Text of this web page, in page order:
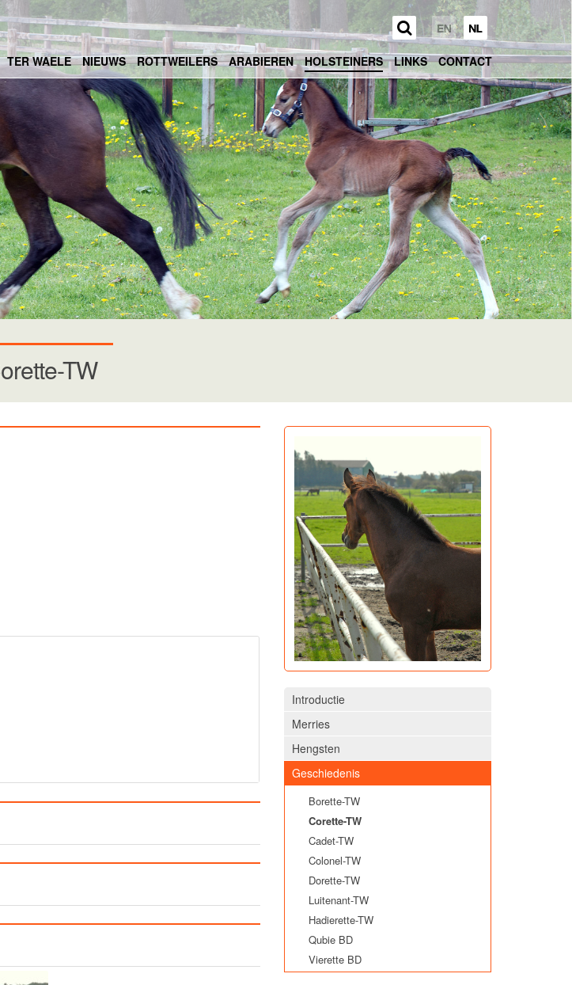
TW
Introductie
Merries
Hengsten
Geschiedenis
Borette-TW
Corette-TW
Cadet-TW
Colonel-TW
Dorette-TW
Luitenant-TW
Hadierette-TW
Qubie BD
Vierette BD
TER WAELE NIEUWS ROTTWEILERS ARABIEREN HOLSTEINERS LINKS CONTACT